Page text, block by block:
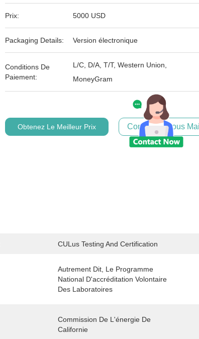
Prix: 5000 USD
Packaging Details: Version électronique
Conditions De
Paiement:
L/C, D/A, T/T, Western Union,
MoneyGram
Obtenez Le Meilleur Prix Contactez-Nous
CULus Testing And Certification
Autrement Dit, Le Programme
National D'accréditation Volontaire
Des Laboratoires
Commission De L'énergie De
Californie